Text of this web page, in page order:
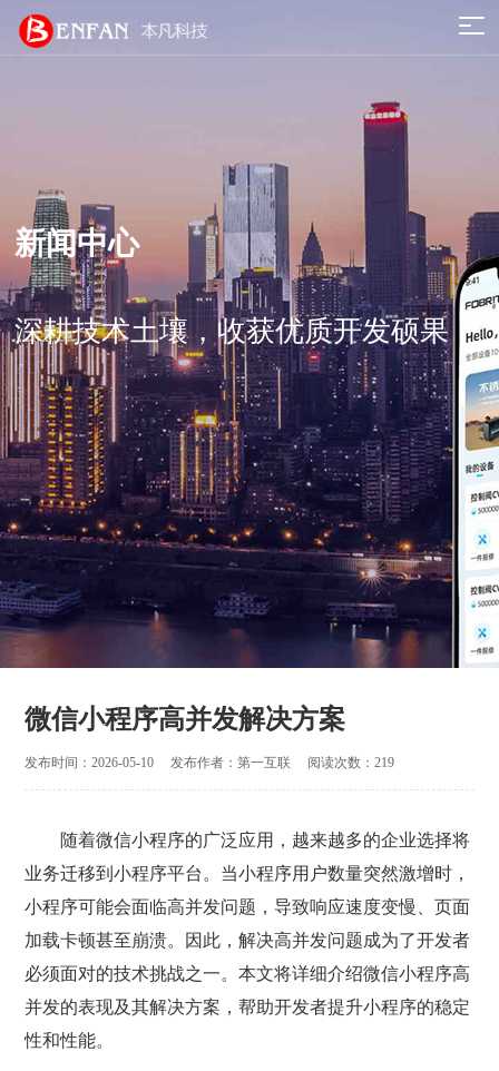
新闻中心
深耕技术土壤，收获优质开发硕果
微信小程序高并发解决方案
发布时间：2026-05-10 发布作者：第一互联 阅读次数：219
随着微信小程序的广泛应用，越来越多的企业选择将
业务迁移到小程序平台。当小程序用户数量突然激增时，
小程序可能会面临高并发问题，导致响应速度变慢、页面
加载卡顿甚至崩溃。因此，解决高并发问题成为了开发者
必须面对的技术挑战之一。本文将详细介绍微信小程序高
并发的表现及其解决方案，帮助开发者提升小程序的稳定
性和性能。